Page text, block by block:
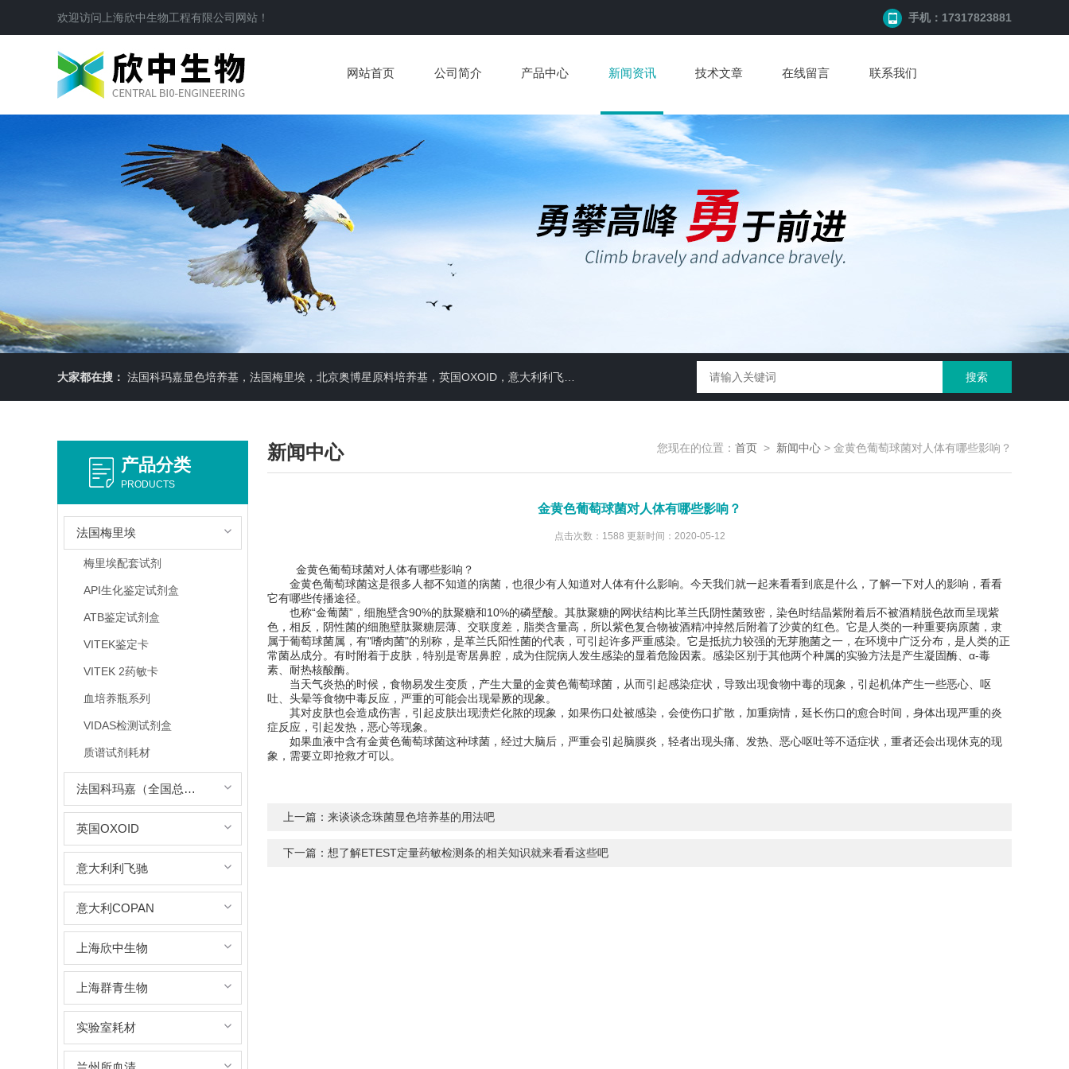
欢迎访问 上海欣中生物工程有限公司 网站！ 手机：17317823881
网站首页 公司简介 产品中心 新闻资讯 技术文章 在线留言 联系我们
大家都在搜： 法国科玛嘉显色培养基，法国梅里埃，北京奥博星原料培养基，英国OXOID，意大利利飞驰E-TEXT药敏纸条，COPAN运送培养基，即用性平板（血琼脂平板,Baird-Parker琼脂平板等），药典平板（TSA，SDA等）
产品分类
PRODUCTS
法国梅里埃
梅里埃配套试剂
API生化鉴定试剂盒
ATB鉴定试剂盒
VITEK鉴定卡
VITEK 2药敏卡
血培养瓶系列
VIDAS检测试剂盒
质谱试剂耗材
法国科玛嘉（全国总代理）
英国OXOID
意大利利飞驰
意大利COPAN
上海欣中生物
上海群青生物
实验室耗材
新闻中心 您现在的位置： 首页 > 新闻中心 > 金黄色葡萄球菌对人体有哪些影响？
金黄色葡萄球菌对人体有哪些影响？
点击次数：1588 更新时间：2020-05-12
金黄色葡萄球菌对人体有哪些影响？
金黄色葡萄球菌这是很多人都不知道的病菌，也很少有人知道对人体有什么影响。今天我们就一起来看看到底是什么，了解一下对人的影响，看看
它有哪些传播途径。
也称“金葡菌”，细胞壁含90%的肽聚糖和10%的磷壁酸。其肽聚糖的网状结构比革兰氏阴性菌致密，染色时结晶紫附着后不被酒精脱色故而呈现紫
色，相反，阴性菌的细胞壁肽聚糖层薄、交联度差，脂类含量高，所以紫色复合物被酒精冲掉然后附着了沙黄的红色。它是人类的一种重要病原菌，隶
属于葡萄球菌属，有"嗜肉菌"的别称，是革兰氏阳性菌的代表，可引起许多严重感染。它是抵抗力较强的无芽胞菌之一，在环境中广泛分布，是人类的正
常菌丛成分。有时附着于皮肤，特别是寄居鼻腔，成为住院病人发生感染的显着危险因素。感染区别于其他两个种属的实验方法是产生凝固酶、α-毒
素、耐热核酸酶。
当天气炎热的时候，食物易发生变质，产生大量的金黄色葡萄球菌，从而引起感染症状，导致出现食物中毒的现象，引起机体产生一些恶心、呕
吐、头晕等食物中毒反应，严重的可能会出现晕厥的现象。
其对皮肤也会造成伤害，引起皮肤出现溃烂化脓的现象，如果伤口处被感染，会使伤口扩散，加重病情，延长伤口的愈合时间，身体出现严重的炎
症反应，引起发热，恶心等现象。
如果血液中含有金黄色葡萄球菌这种球菌，经过大脑后，严重会引起脑膜炎，轻者出现头痛、发热、恶心呕吐等不适症状，重者还会出现休克的现
象，需要立即抢救才可以。
上一篇： 来谈谈念珠菌显色培养基的用法吧
下一篇： 想了解ETEST定量药敏检测条的相关知识就来看看这些吧